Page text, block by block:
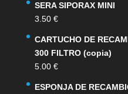
SERA SIPORAX MINI
3.50 €
CARTUCHO DE
300 FILTRO (copia)
5.00 €
ESPONJA DE